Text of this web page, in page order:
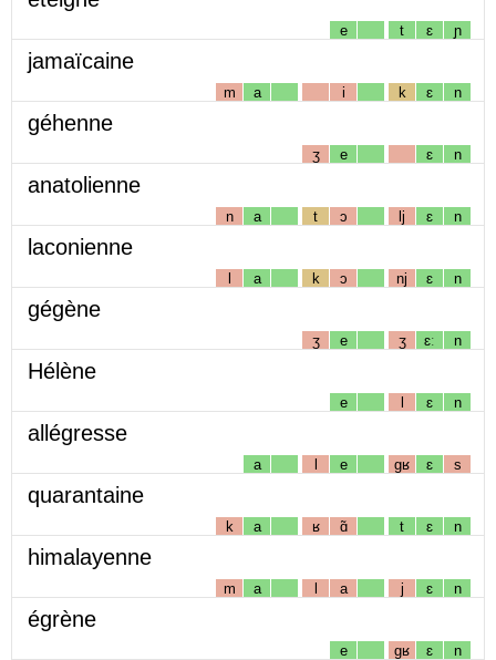
e t ɛ ɲ
jamaïcaine
m a i k ɛ n
géhenne
ʒ e ɛ n
anatolienne
n a t ɔ lj ɛ n
laconienne
l a k ɔ nj ɛ n
gégène
ʒ e ʒ ɛː n
Hélène
e l ɛ n
allégresse
a l e gʁ ɛ s
quarantaine
k a ʁ ɑ̃ t ɛ n
himalayenne
m a l a j ɛ n
égrène
e gʁ ɛ n